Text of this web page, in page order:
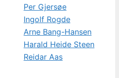
Per Gjersøe
Ingolf Rogde
Arne Bang-Hansen
Harald Heide Steen
Reidar Aas